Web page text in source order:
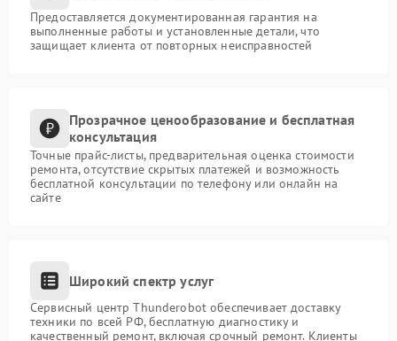
Предоставляется документированная гарантия на
выполненные работы и установленные детали, что
защищает клиента от повторных неисправностей
Прозрачное ценообразование и бесплатная
консультация
Точные прайс-листы, предварительная оценка стоимости
ремонта, отсутствие скрытых платежей и возможность
бесплатной консультации по телефону или онлайн на
сайте
Широкий спектр услуг
Сервисный центр Thunderobot обеспечивает доставку
техники по всей РФ, бесплатную диагностику и
качественный ремонт, включая срочный ремонт. Клиенты